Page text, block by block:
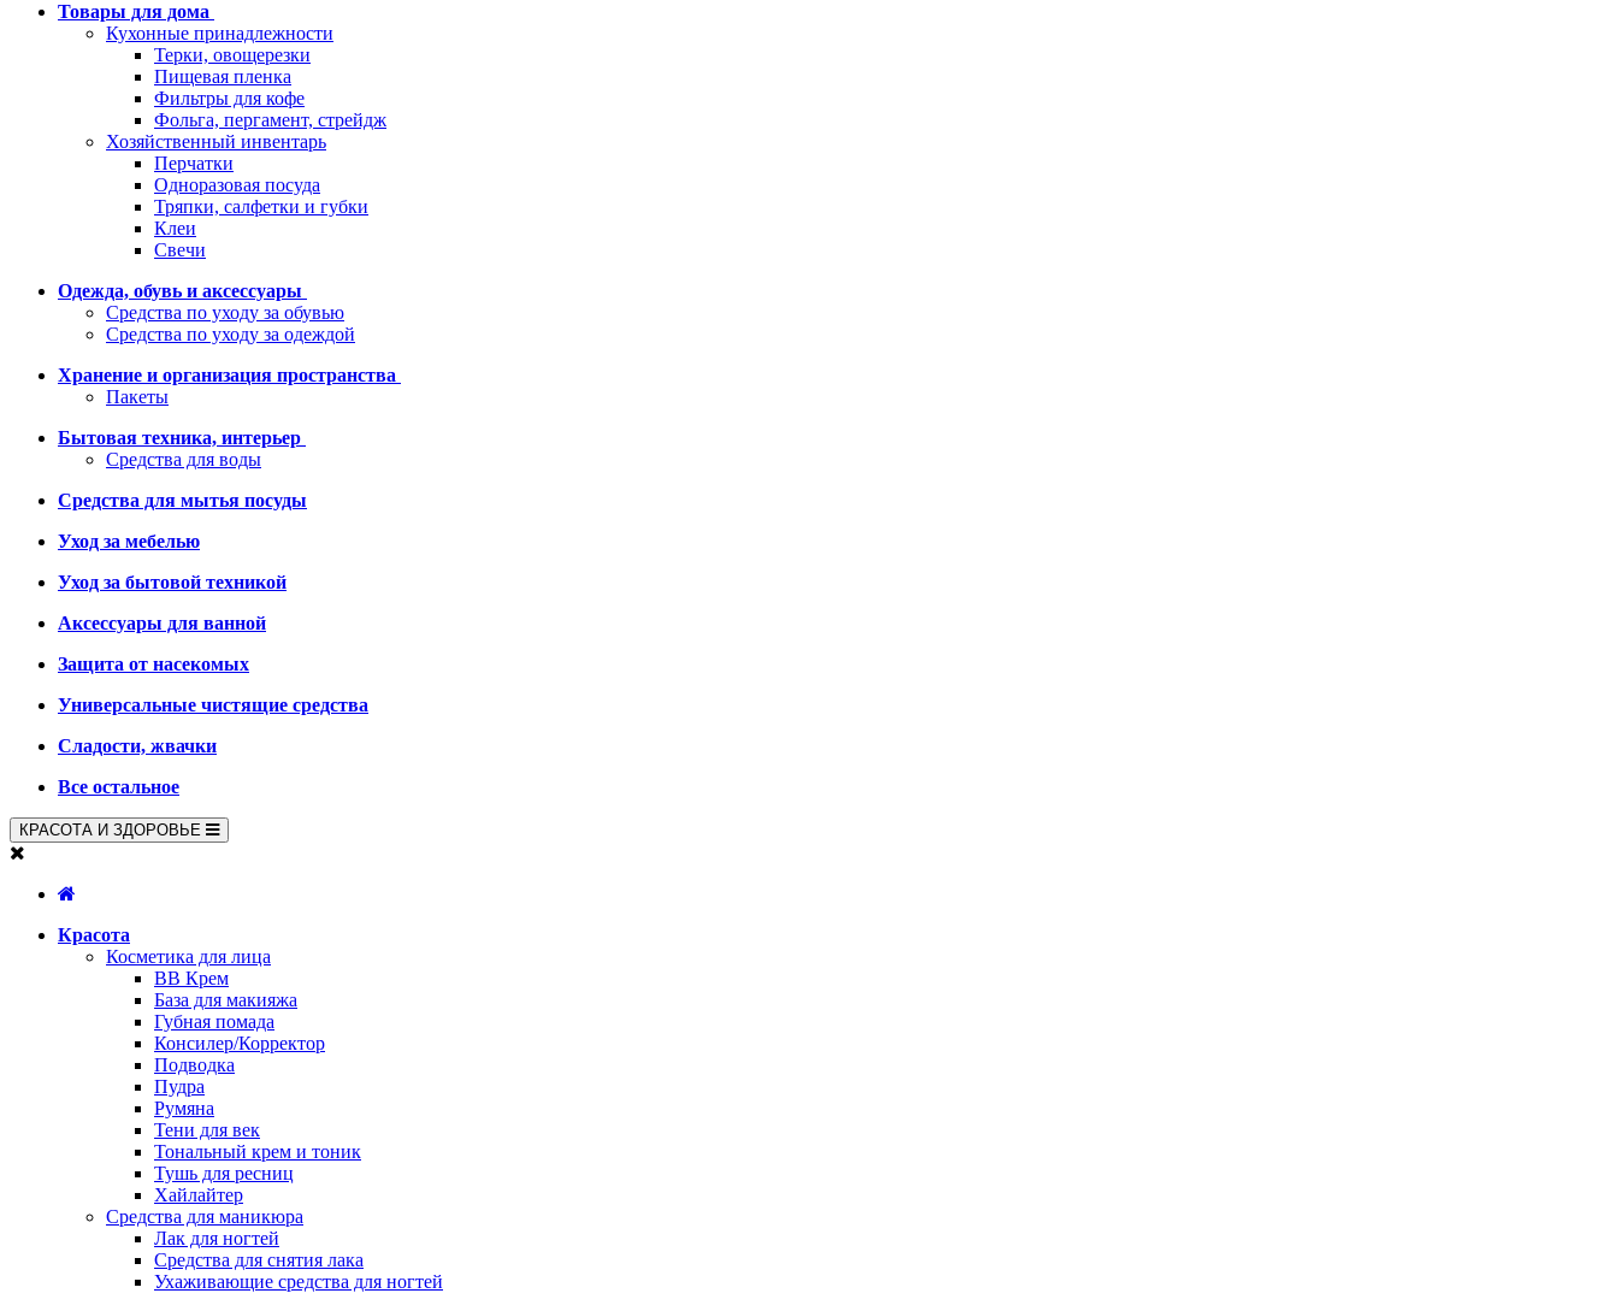
Товары для дома
Кухонные принадлежности
Терки, овощерезки
Пищевая пленка
Фильтры для кофе
Фольга, пергамент, стрейдж
Хозяйственный инвентарь
Перчатки
Одноразовая посуда
Тряпки, салфетки и губки
Клеи
Свечи
Одежда, обувь и аксессуары
Средства по уходу за обувью
Средства по уходу за одеждой
Хранение и организация пространства
Пакеты
Бытовая техника, интерьер
Средства для воды
Средства для мытья посуды
Уход за мебелью
Уход за бытовой техникой
Аксессуары для ванной
Защита от насекомых
Универсальные чистящие средства
Сладости, жвачки
Все остальное
КРАСОТА И ЗДОРОВЬЕ
Красота
Косметика для лица
BB Крем
База для макияжа
Губная помада
Консилер/Корректор
Подводка
Пудра
Румяна
Тени для век
Тональный крем и тоник
Тушь для ресниц
Хайлайтер
Средства для маникюра
Лак для ногтей
Средства для снятия лака
Ухаживающие средства для ногтей